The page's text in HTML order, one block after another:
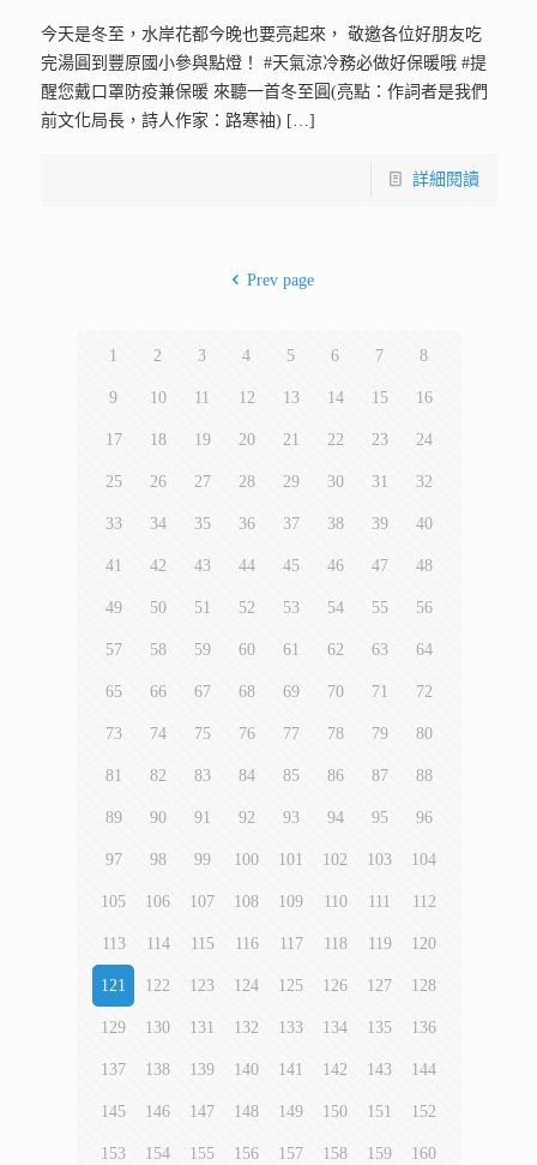
今天是冬至，水岸花都今晚也要亮起來， 敬邀各位好朋友吃
完湯圓到豐原國小參與點燈！ #天氣涼冷務必做好保暖哦 #提
醒您戴口罩防疫兼保暖 來聽一首冬至圓(亮點：作詞者是我們
前文化局長，詩人作家：路寒袖) […]
詳細閱讀
Prev page
1 2 3 4 5 6 7 8
9 10 11 12 13 14 15 16
17 18 19 20 21 22 23 24
25 26 27 28 29 30 31 32
33 34 35 36 37 38 39 40
41 42 43 44 45 46 47 48
49 50 51 52 53 54 55 56
57 58 59 60 61 62 63 64
65 66 67 68 69 70 71 72
73 74 75 76 77 78 79 80
81 82 83 84 85 86 87 88
89 90 91 92 93 94 95 96
97 98 99 100 101 102 103 104
105 106 107 108 109 110 111 112
113 114 115 116 117 118 119 120
121 122 123 124 125 126 127 128
129 130 131 132 133 134 135 136
137 138 139 140 141 142 143 144
145 146 147 148 149 150 151 152
153 154 155 156 157 158 159 160